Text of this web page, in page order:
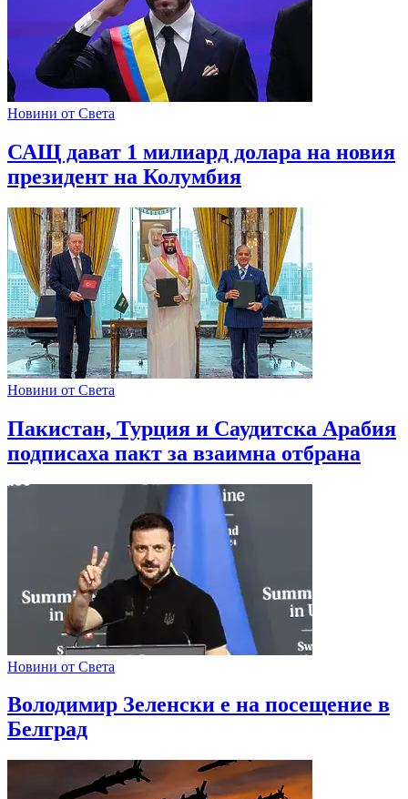
Новини от Света
САЩ дават 1 милиард долара на новия
президент на Колумбия
Новини от Света
Пакистан, Турция и Саудитска Арабия
подписаха пакт за взаимна отбрана
Новини от Света
Володимир Зеленски е на посещение в
Белград